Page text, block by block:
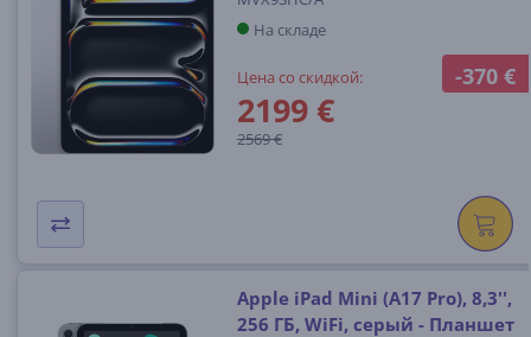
-370 €
На складе
Цена со скидкой:
2199 €
2569 €
Apple iPad Mini (A17 Pro), 8,3'',
256 ГБ, WiFi, серый - Планшет